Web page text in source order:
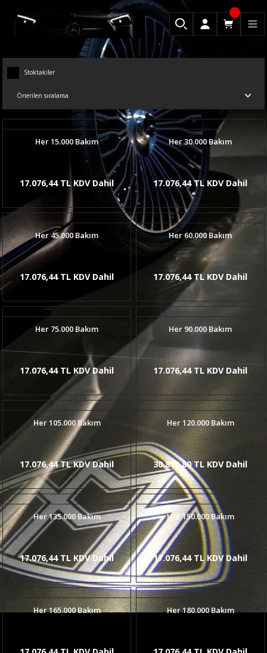
Stoktakiler
Her 15.000 Bakım
17.076,44 TL KDV Dahil
Her 30.000 Bakım
17.076,44 TL KDV Dahil
Her 45.000 Bakım
17.076,44 TL KDV Dahil
Her 60.000 Bakım
17.076,44 TL KDV Dahil
Her 75.000 Bakım
17.076,44 TL KDV Dahil
Her 90.000 Bakım
17.076,44 TL KDV Dahil
Her 105.000 Bakım
17.076,44 TL KDV Dahil
Her 120.000 Bakım
30.819,80 TL KDV Dahil
Her 135.000 Bakım
17.076,44 TL KDV Dahil
Her 150.000 Bakım
17.076,44 TL KDV Dahil
Her 165.000 Bakım Her 180.000 Bakım